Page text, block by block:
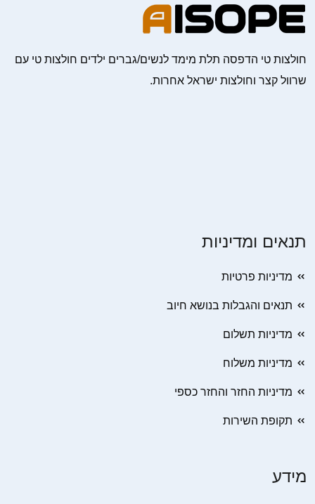
חולצות טי הדפסה תלת מימד לנשים/גברים ילדים חולצות טי עם
שרוול קצר וחולצות ישראל אחרות.
תנאים ומדיניות
מדיניות פרטיות
תנאים והגבלות בנושא חיוב
מדיניות תשלום
מדיניות משלוח
מדיניות החזר והחזר כספי
תקופת השירות
מידע